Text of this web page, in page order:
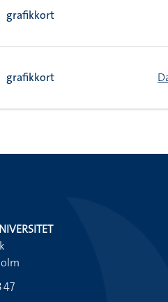
grafikkort
grafikkort
47